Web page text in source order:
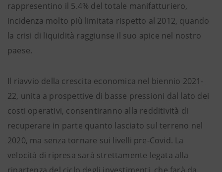
rappresentino il 5.4% del totale manifatturiero,
incidenza molto più limitata rispetto al 2012, quando
la crisi di liquidità raggiunse il suo apice nel nostro
paese.
Il riavvio della crescita economica nel biennio 2021-
22, unita a prospettive di basse pressioni dal lato dei
costi operativi, consentiranno alla redditività di
recuperare in parte quanto lasciato sul terreno nel
2020, ma senza tornare sui livelli pre-Covid. La
velocità di ripresa sarà strettamente legata alla